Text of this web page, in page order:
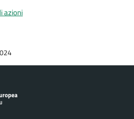
azioni